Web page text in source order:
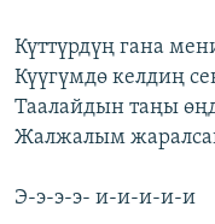
Күттүрдүң гана
Күүгүмдө келдиң
Таалайдын таңы
Жалжалым
Э-э-э-э- и-и-и-и-и